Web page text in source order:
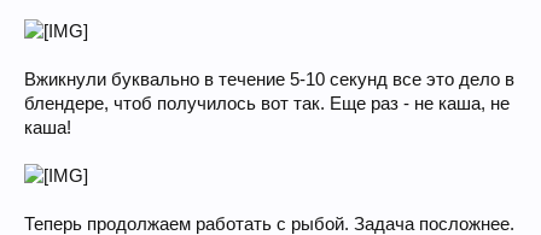
Вжикнули буквально в течение 5-10 секунд все это дело в
блендере, чтоб получилось вот так. Еще раз - не каша, не
каша!
Теперь продолжаем работать с рыбой. Задача посложнее.